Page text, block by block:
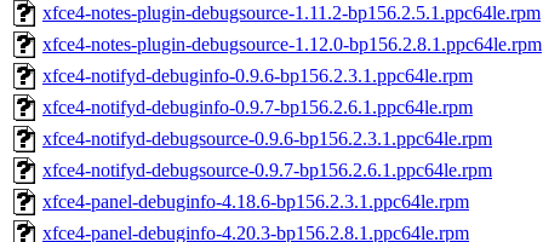
xfce4-notes-plugin-debugsource-1.11.2-bp156.2.5.1.ppc64le.rpm
xfce4-notes-plugin-debugsource-1.12.0-bp156.2.8.1.ppc64le.rpm
xfce4-notifyd-debuginfo-0.9.6-bp156.2.3.1.ppc64le.rpm
xfce4-notifyd-debuginfo-0.9.7-bp156.2.6.1.ppc64le.rpm
xfce4-notifyd-debugsource-0.9.6-bp156.2.3.1.ppc64le.rpm
xfce4-notifyd-debugsource-0.9.7-bp156.2.6.1.ppc64le.rpm
xfce4-panel-debuginfo-4.18.6-bp156.2.3.1.ppc64le.rpm
xfce4-panel-debuginfo-4.20.3-bp156.2.8.1.ppc64le.rpm